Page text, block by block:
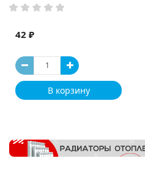
42 ₽
В корзину